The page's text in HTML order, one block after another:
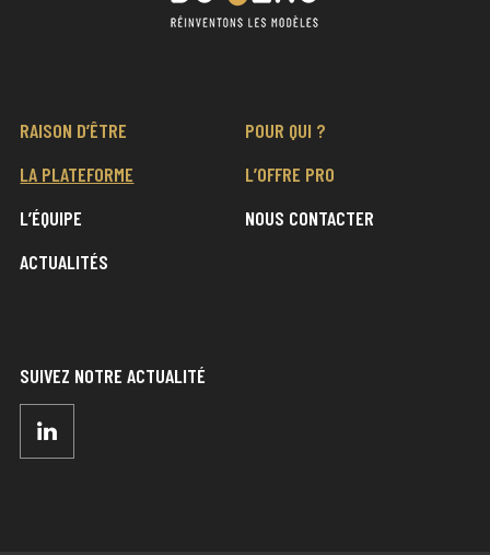
RAISON D’ÊTRE
POUR QUI ?
LA PLATEFORME
L’OFFRE PRO
L’ÉQUIPE
NOUS CONTACTER
ACTUALITÉS
SUIVEZ NOTRE ACTUALITÉ